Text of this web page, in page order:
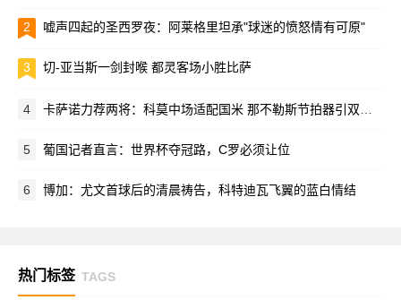
2 嘘声四起的圣西罗夜：阿莱格里坦承"球迷的愤怒情有可原"
3 切-亚当斯一剑封喉 都灵客场小胜比萨
4 卡萨诺力荐两将：科莫中场适配国米 那不勒斯节拍器引双雄争夺
5 葡国记者直言：世界杯夺冠路，C罗必须让位
6 博加：尤文首球后的清晨祷告，科特迪瓦飞翼的蓝白情结
热门标签 TAGS